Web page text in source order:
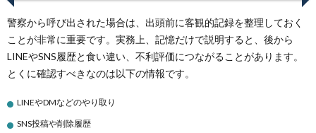
警察から呼び出された場合は、出頭前に客観的記録を整理しておく
ことが非常に重要です。実務上、記憶だけで説明すると、後から
LINEやSNS履歴と食い違い、不利評価につながることがあります。
とくに確認すべきなのは以下の情報です。
LINEやDMなどのやり取り
SNS投稿や削除履歴